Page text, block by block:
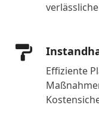
Effiziente